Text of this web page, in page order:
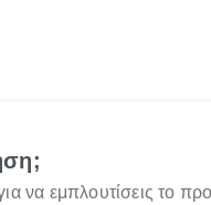
να εμπλουτίσεις το